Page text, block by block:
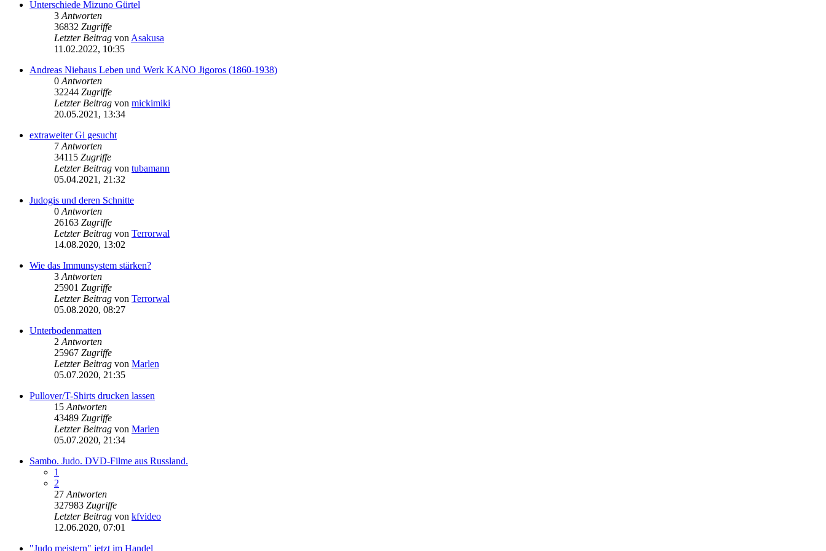
Unterschiede Mizuno Gürtel
3Antworten
36832 Zugriffe
Letzter Beitrag vonAsakusa
11.02.2022, 10:35
Andreas Niehaus Leben und Werk KANO Jigoros (1860-1938)
0Antworten
32244 Zugriffe
Letzter Beitrag von mickimiki
20.05.2021, 13:34
extraweiter Gi gesucht
7Antworten
34115 Zugriffe
Letzter Beitrag von tubamann
05.04.2021, 21:32
Judogis und deren Schnitte
0Antworten
26163 Zugriffe
Letzter Beitrag von Terrorwal
14.08.2020, 13:02
Wie das Immunsystem stärken?
3Antworten
25901 Zugriffe
Letzter Beitrag von Terrorwal
05.08.2020, 08:27
Unterbodenmatten
2Antworten
25967 Zugriffe
Letzter Beitrag von Marlen
05.07.2020, 21:35
Pullover/T-Shirts drucken lassen
15Antworten
43489 Zugriffe
Letzter Beitrag von Marlen
05.07.2020, 21:34
Sambo. Judo. DVD-Filme aus Russland.
1
2
27Antworten
327983 Zugriffe
Letzter Beitrag von kfvideo
12.06.2020, 07:01
"Judo meistern" jetzt im Handel